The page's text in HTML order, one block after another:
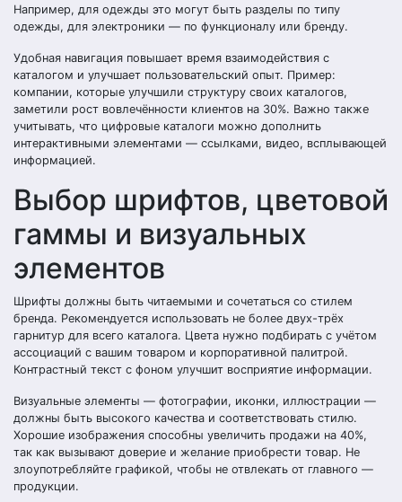
Например, для одежды это могут быть разделы по типу
одежды, для электроники — по функционалу или бренду.
Удобная навигация повышает время взаимодействия с
каталогом и улучшает пользовательский опыт. Пример:
компании, которые улучшили структуру своих каталогов,
заметили рост вовлечённости клиентов на 30%. Важно также
учитывать, что цифровые каталоги можно дополнить
интерактивными элементами — ссылками, видео, всплывающей
информацией.
Выбор шрифтов, цветовой
гаммы и визуальных
элементов
Шрифты должны быть читаемыми и сочетаться со стилем
бренда. Рекомендуется использовать не более двух-трёх
гарнитур для всего каталога. Цвета нужно подбирать с учётом
ассоциаций с вашим товаром и корпоративной палитрой.
Контрастный текст с фоном улучшит восприятие информации.
Визуальные элементы — фотографии, иконки, иллюстрации —
должны быть высокого качества и соответствовать стилю.
Хорошие изображения способны увеличить продажи на 40%,
так как вызывают доверие и желание приобрести товар. Не
злоупотребляйте графикой, чтобы не отвлекать от главного —
продукции.